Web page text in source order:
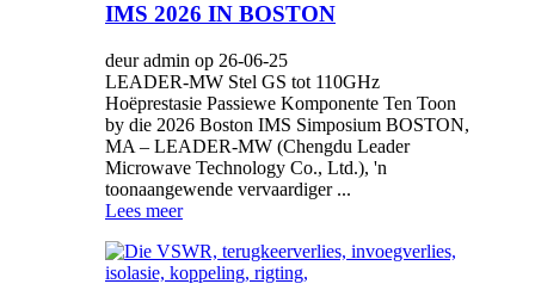
IMS 2026 IN BOSTON
deur admin op 26-06-25
LEADER-MW Stel GS tot 110GHz
Hoëprestasie Passiewe Komponente Ten Toon
by die 2026 Boston IMS Simposium BOSTON,
MA – LEADER-MW (Chengdu Leader
Microwave Technology Co., Ltd.), 'n
toonaangewende vervaardiger ...
Lees meer